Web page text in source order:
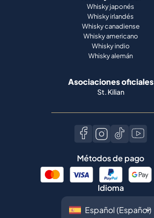
Whisky japonés
Whisky irlandés
Whisky canadiense
Whisky americano
Whisky indio
Whisky alemán
Asociaciones oficiales
St. Kilian
Métodos de pago
Idioma